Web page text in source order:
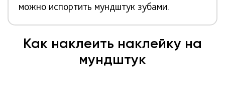
можно испортить мундштук зубами.
Как наклеить наклейку на
мундштук